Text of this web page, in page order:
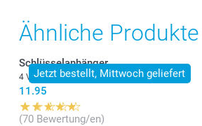
Ähnliche Produkte
Jetzt bestellt, Mittwoch geliefert
Schlüsselanhänger
4 Varianten
11.95
(70 Bewertung/en)